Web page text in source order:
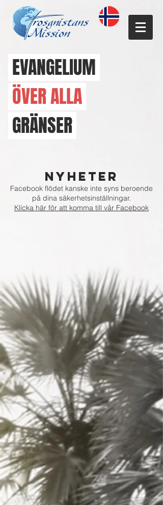
EVANGELIUM
ÖVER ALLA
GRÄNSER
NYHETER
Facebook flödet kanske inte syns beroende
på dina säkerhetsinställningar.​
Klicka här för att komma till vår Facebook